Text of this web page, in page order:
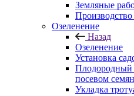
Земляные
Озеленение
Назад
Озеленение
Установка
Плодородный
посевом семян
Укладка